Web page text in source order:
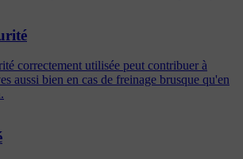
correctement utilisée peut contribuer à
aussi bien en cas de freinage brusque qu'en